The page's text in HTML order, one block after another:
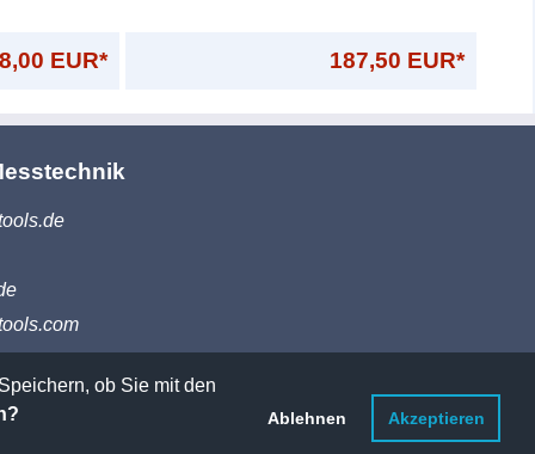
ob Sie mit den
Ablehnen Akzeptieren
EUR* 187,50 EUR*